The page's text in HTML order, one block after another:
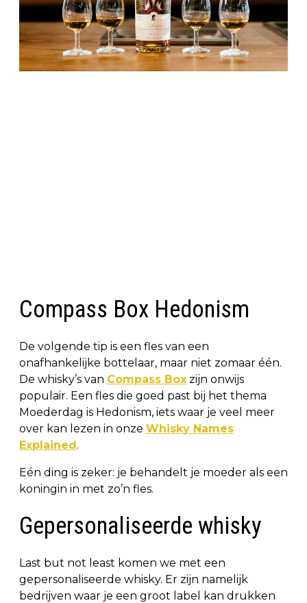
Compass Box Hedonism
De volgende tip is een fles van een
onafhankelijke bottelaar, maar niet zomaar één.
De whisky’s van Compass Box zijn onwijs
populair. Een fles die goed past bij het thema
Moederdag is Hedonism, iets waar je veel meer
over kan lezen in onze Whisky Names
Explained.
Eén ding is zeker: je behandelt je moeder als een
koningin in met zo’n fles.
Gepersonaliseerde whisky
Last but not least komen we met een
gepersonaliseerde whisky. Er zijn namelijk
bedrijven waar je een groot label kan drukken